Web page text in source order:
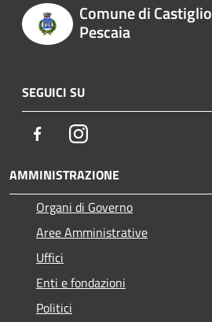
Comune di
Pescaia
SEGUICI SU
FacebookInstagram
AMMINISTRAZIONE
Organi di Governo
Aree Amministrative
Uffici
Enti e fondazioni
Politici